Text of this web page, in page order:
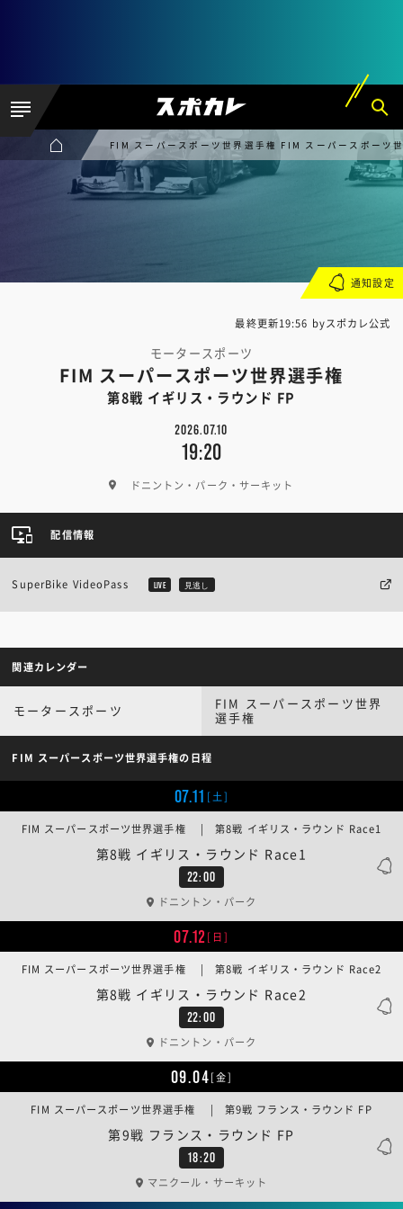
FIM スーパースポーツ世界選手権 FIM スーパースポーツ
最終更新19:56 byスポカレ公式
モータースポーツ
FIM スーパースポーツ世界選手権
第8戦 イギリス・ラウンド FP
2026.07.10
19:20
ドニントン・パーク・サーキット
通知設定
配信情報
SuperBike VideoPass LIVE 見逃し
関連カレンダー
モータースポーツ
FIM スーパースポーツ世界
選手権
FIM スーパースポーツ世界選手権の日程
07.11 [土]
22:00
第8戦 イギリス・ラウンド Race1
FIM スーパースポーツ世界選手権 | 第8戦 イギリス・ラウンド Race1
ドニントン・パーク
07.12[日]
22:00
第8戦 イギリス・ラウンド Race2
FIM スーパースポーツ世界選手権 | 第8戦 イギリス・ラウンド Race2
ドニントン・パーク
09.04[金]
18:20
第9戦 フランス・ラウンド FP
FIM スーパースポーツ世界選手権 | 第9戦 フランス・ラウンド FP
マニクール・サーキット